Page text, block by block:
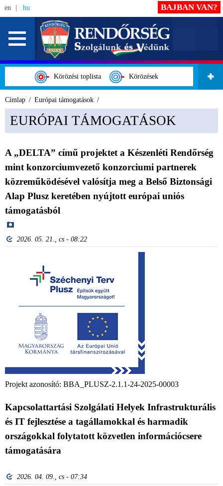
en hu
Körözési toplista Körözések
BAJBAN VAN?
Címlap Európai támogatások
EURÓPAI TÁMOGATÁSOK
A „DELTA” című projektet a Készenléti Rendőrség
mint konzorciumvezető konzorciumi partnerek
közreműködésével valósítja meg a Belső Biztonsági
Alap Plusz keretében nyújtott európai uniós
támogatásból
2026. 05. 21., cs - 08:22
Projekt azonosító: BBA_PLUSZ-2.1.1-24-2025-00003
Kapcsolattartási Szolgálati Helyek Infrastrukturális
és IT fejlesztése a tagállamokkal és harmadik
országokkal folytatott közvetlen információcsere
támogatására
2026. 04. 09., cs - 07:34